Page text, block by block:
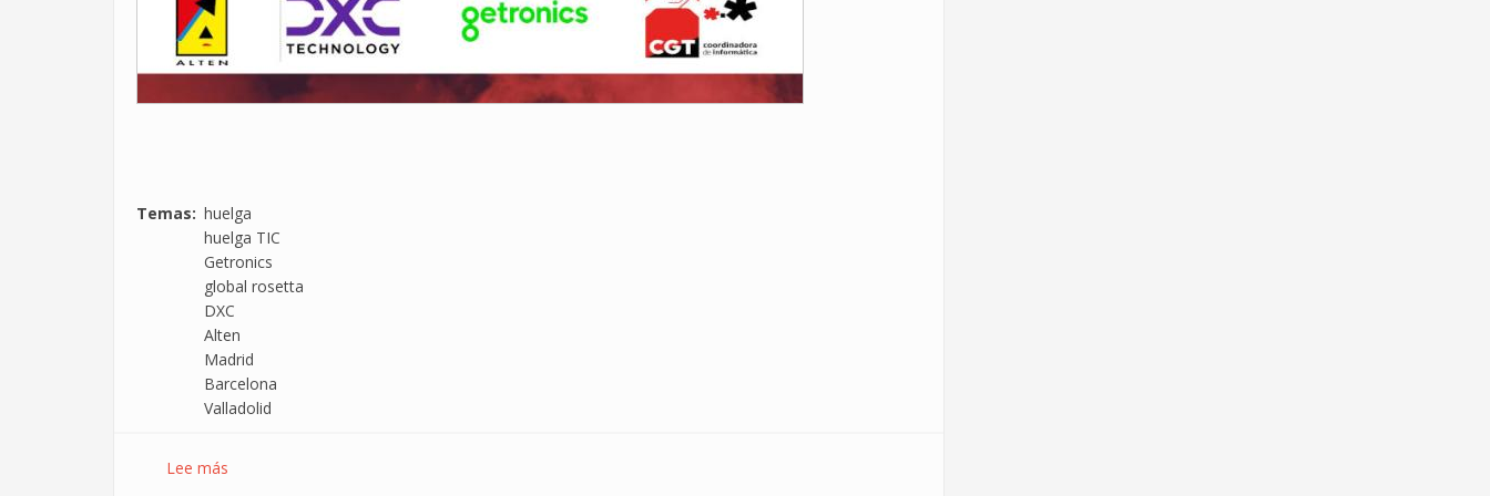
Temas
huelga
huelga TIC
Getronics
global rosetta
DXC
Alten
Madrid
Barcelona
Valladolid
Lee más